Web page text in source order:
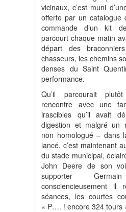
vicinaux, c’est muni
offerte par un catalogue
commande d’un kit
parcourt chaque matin
départ des
chasseurs, les chemins
denses du Saint
performance.
Qu’il parcourait
rencontre avec une
irascibles qu’il avait
digestion et malgré un
non homologué – dans
lancé, c’est maintenant
du stade municipal,
John Deere de son
supporter
consciencieusement il
séances, les courtes
« P…. ! encore 324 tours